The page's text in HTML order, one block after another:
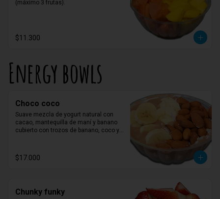
(máximo 3 frutas).
$11.300
Energy bowls
Choco coco
Suave mezcla de yogurt natural con
cacao, mantequilla de maní y banano
cubierto con trozos de banano, coco y
$17.000
Chunky funky